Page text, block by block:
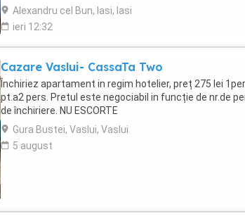
orasului. Spațiu modern, ...
Alexandru cel Bun, Iasi, Iasi
ieri 12:32
Cazare Vaslui- CassaTa Two
Închiriez apartament in regim hotelier, preț 275 lei
pt.a2 pers. Pretul este negociabil in funcție de nr.de
de închiriere. NU ESCORTE
Gura Bustei, Vaslui, Vaslui
5 august